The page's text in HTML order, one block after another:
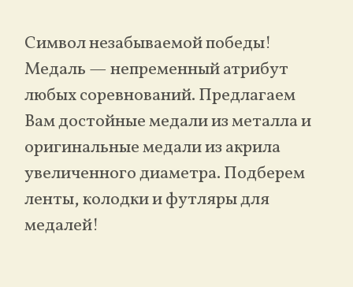
Символ незабываемой победы!
Медаль — непременный атрибут
любых соревнований. Предлагаем
Вам достойные медали из металла и
оригинальные медали из акрила
увеличенного диаметра. Подберем
ленты, колодки и футляры для
медалей!